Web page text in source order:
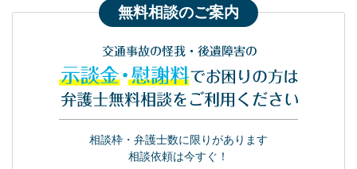
無料相談のご案内
交通事故の怪我・後遺障害の
示談金・慰謝料でお困りの方は
弁護士無料相談をご利用ください
相談枠・弁護士数に限りがあります
相談依頼は今すぐ！